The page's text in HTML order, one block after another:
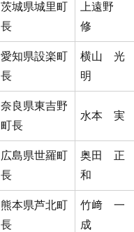
茨城県城里町
長
上遠野
修
愛知県設楽町
長
横山 光
明
奈良県東吉野
町長
水本 実
広島県世羅町
長
奥田 正
和
熊本県芦北町
長
竹﨑 一
成